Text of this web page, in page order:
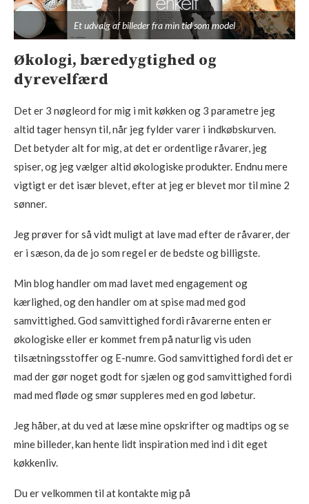
Et udvalg af billeder fra min tid som model
Økologi, bæredygtighed og
dyrevelfærd
Det er 3 nøgleord for mig i mit køkken og 3 parametre jeg
altid tager hensyn til, når jeg fylder varer i indkøbskurven.
Det betyder alt for mig, at det er ordentlige råvarer, jeg
spiser, og jeg vælger altid økologiske produkter. Endnu mere
vigtigt er det især blevet, efter at jeg er blevet mor til mine 2
sønner.
Jeg prøver for så vidt muligt at lave mad efter de råvarer, der
er i sæson, da de jo som regel er de bedste og billigste.
Min blog handler om mad lavet med engagement og
kærlighed, og den handler om at spise mad med god
samvittighed. God samvittighed fordi råvarerne enten er
økologiske eller er kommet frem på naturlig vis uden
tilsætningsstoffer og E-numre. God samvittighed fordi det er
mad der gør noget godt for sjælen og god samvittighed fordi
mad med fløde og smør suppleres med en god løbetur.
Jeg håber, at du ved at læse mine opskrifter og madtips og se
mine billeder, kan hente lidt inspiration med ind i dit eget
køkkenliv.
Du er velkommen til at kontakte mig på